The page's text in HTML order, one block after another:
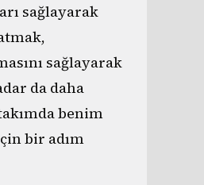
sağlayarak
sağlayarak
da daha
benim
bir adım